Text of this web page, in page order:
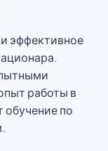
эффективное
работы в
обучение по